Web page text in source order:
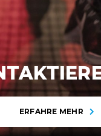
ERFAHRE MEHR